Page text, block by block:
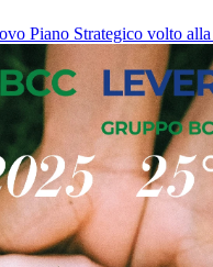
Piano Strategico volto